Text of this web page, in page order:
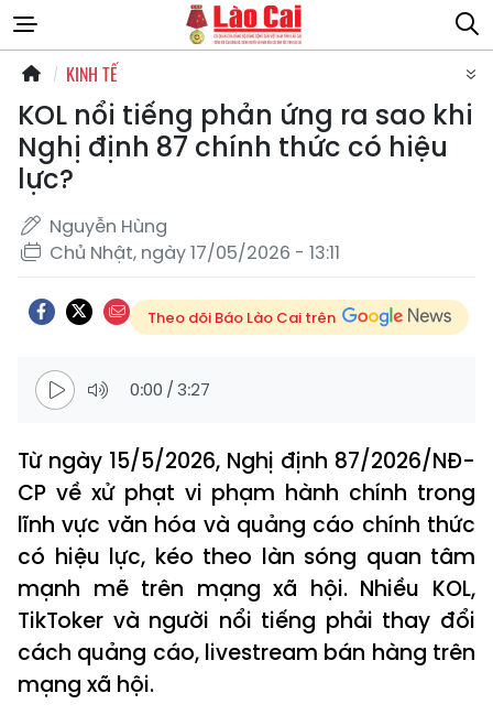
KINH TẾ
KOL nổi tiếng phản ứng ra sao khi
Nghị định 87 chính thức có hiệu
lực?
Nguyễn Hùng
Chủ Nhật, ngày 17/05/2026 - 13:11
Theo dõi Báo Lào Cai trên
0:00 /3:27
Từ ngày 15/5/2026, Nghị định 87/2026/NĐ-
CP về xử phạt vi phạm hành chính trong
lĩnh vực văn hóa và quảng cáo chính thức
có hiệu lực, kéo theo làn sóng quan tâm
mạnh mẽ trên mạng xã hội. Nhiều KOL,
TikToker và người nổi tiếng phải thay đổi
cách quảng cáo, livestream bán hàng trên
mạng xã hội.